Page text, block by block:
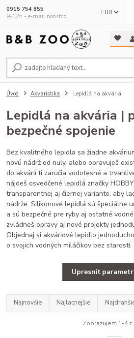
EUR
0915 754 855
9-12h - e-mail nonstop
Úvod Akvaristika Lepidlá na akváriá
Lepidlá na akvária |
bezpečné spojenie
Bez kvalitného lepidla sa žiadne
novú nádrž od nuly, alebo opravuješ
do akvárií ti zaručia vodotesné a
nájdeš osvedčené lepidlá značky
transparentnej aj čiernej variante, aby
nádrže. Silikónové lepidlá sú špeciálne
a sú bezpečné pre ryby aj ostatné
zvládneš opravy aj nové projekty
Objednaj si akváriové lepidlo
o svojich vodných miláčikov bez starostí.
Upresniť
Najnovšie Najlacnejšie
Zobrazujem 1-4 z